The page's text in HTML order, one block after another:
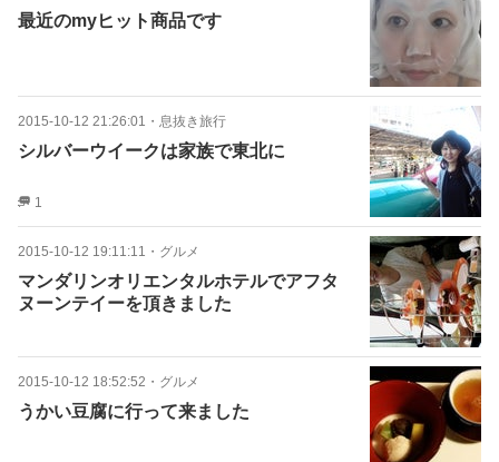
最近のmyヒット商品です
2015-10-12 21:26:01 ・ 息抜き旅行
シルバーウイークは家族で東北に
1
2015-10-12 19:11:11 ・ グルメ
マンダリンオリエンタルホテルでアフタ
ヌーンテイーを頂きました
2015-10-12 18:52:52 ・ グルメ
うかい豆腐に行って来ました